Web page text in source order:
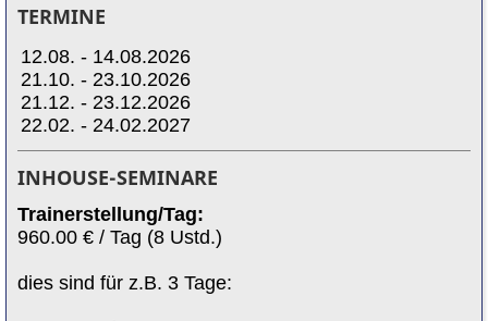
TERMINE
12.08. - 14.08.2026
21.10. - 23.10.2026
21.12. - 23.12.2026
22.02. - 24.02.2027
INHOUSE-SEMINARE
Trainerstellung/Tag:
960.00 € / Tag (8 Ustd.)
dies sind für z.B. 3 Tage: